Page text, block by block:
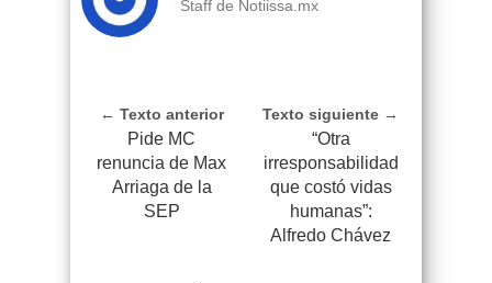
Staff de Notiissa.mx
← Texto anterior
Pide MC
renuncia de Max
Arriaga de la
SEP
Texto siguiente →
“Otra
irresponsabilidad
que costó vidas
humanas”:
Alfredo Chávez